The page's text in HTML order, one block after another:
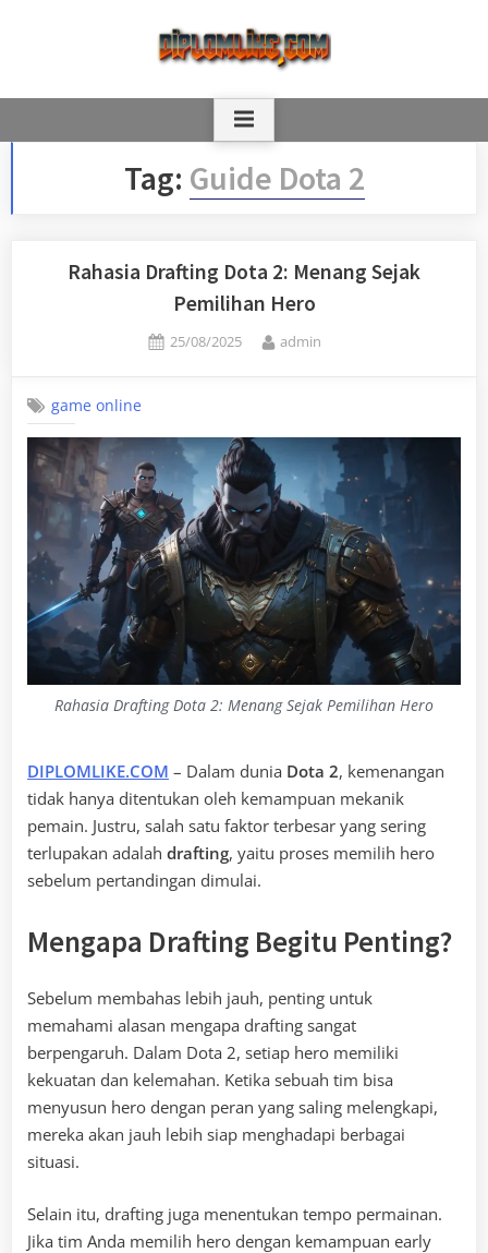
Tag: Guide Dota 2
Rahasia Drafting Dota 2: Menang Sejak
Pemilihan Hero
Posted
25/08/2025 By
admin
game online
Rahasia Drafting Dota 2: Menang Sejak Pemilihan Hero
DIPLOMLIKE.COM – Dalam dunia Dota 2, kemenangan
tidak hanya ditentukan oleh kemampuan mekanik
pemain. Justru, salah satu faktor terbesar yang sering
terlupakan adalah drafting, yaitu proses memilih hero
sebelum pertandingan dimulai.
Mengapa Drafting Begitu Penting?
Sebelum membahas lebih jauh, penting untuk
memahami alasan mengapa drafting sangat
berpengaruh. Dalam Dota 2, setiap hero memiliki
kekuatan dan kelemahan. Ketika sebuah tim bisa
menyusun hero dengan peran yang saling melengkapi,
mereka akan jauh lebih siap menghadapi berbagai
situasi.
Selain itu, drafting juga menentukan tempo permainan.
Jika tim Anda memilih hero dengan kemampuan early